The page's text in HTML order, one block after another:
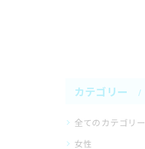
カテゴリー
全てのカテゴリー
女性